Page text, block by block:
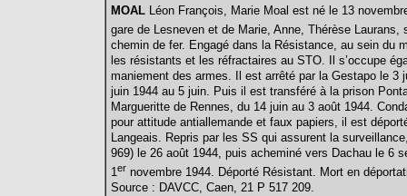
MOAL Léon François, Marie Moal est né le 13
gare de Lesneven et de Marie, Anne, Thérèse
chemin de fer. Engagé dans la Résistance, au sein du
les résistants et les réfractaires au STO. Il s’occupe
maniement des armes. Il est arrêté par la Gestapo le
juin 1944 au 5 juin. Puis il est transféré à la prison
Margueritte de Rennes, du 14 juin au 3 août 1944.
pour attitude antiallemande et faux papiers, il est
Langeais. Repris par les SS qui assurent la
969) le 26 août 1944, puis acheminé vers Dachau le 6
1er novembre 1944. Déporté Résistant. Mort en
Source : DAVCC, Caen, 21 P 517 209.